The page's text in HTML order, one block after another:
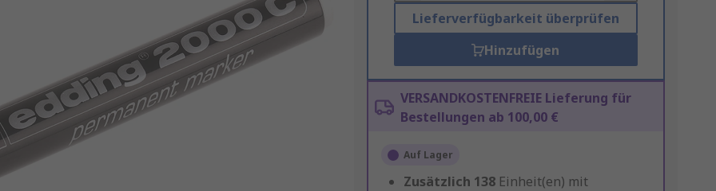
Lieferverfügbarkeit überprüfen
Hinzufügen
VERSANDKOSTENFREIE Lieferung für
Bestellungen ab 100,00 €
Auf Lager
Zusätzlich 138 Einheit(en) mit